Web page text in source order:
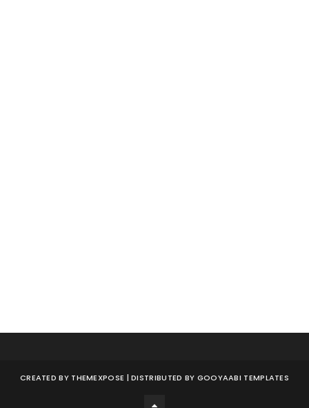
CREATED BY THEMEXPOSE | DISTRIBUTED BY GOOYAABI TEMPLATES